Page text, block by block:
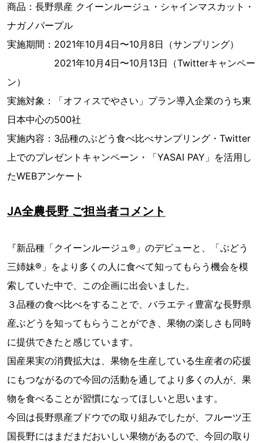
商品：長野県産 クイーンルージュ・シャインマスカット・
ナガノパープル
実施期間：2021年10月4日〜10月8日（サンプリング）
2021年10月4日〜10月13日（Twitterキャンペー
ン）
実施対象：「オフィスでやさい」プラン導入企業のうち東
日本中心の500社
実施内容：3品種のぶどう食べ比べサンプリング・Twitter
上でのプレゼントキャンペーン・「YASAI PAY」を活用し
たWEBアンケート
JA全農長野 ご担当者コメント
『新品種「クイーンルージュ®」のデビューと、「ぶどう
三姉妹®」をより多くの人に食べて知ってもらう機会を模
索していた中で、この企画に出会いました。
３品種の食べ比べをすることで、バラエティ豊富な長野県
産ぶどうを知ってもらうことができ、果物の楽しさも同時
に提供できたと感じています。
国産果実の消費拡大は、果物を生産している生産者の応援
にもつながるので今回の活動を通してより多くの人が、果
物を食べることが習慣になってほしいと思います。
今回は長野県産ブドウでの取り組みでしたが、フルーツ王
国長野にはまだまだおいしい果物があるので、今回の取り